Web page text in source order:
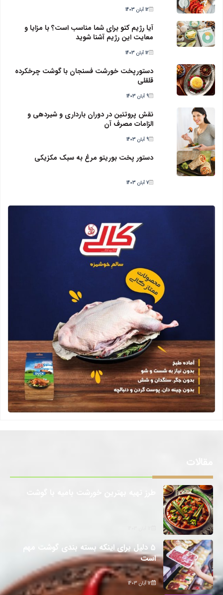
12 آبان 1403
آیا رژیم کتو برای شما مناسب است؟ با مزایا و
معایت این رژیم آشنا شوید
12 آبان 1403
دستورپخت خورشت فسنجان با گوشت چرخکرده
قلقلی
9 آبان 1403
نقش پروتئین در دوران بارداری و شیردهی و
الزامات مصرف آن
9 آبان 1403
دستور پخت بوریتو مرغ به سبک مکزیکی
7 آبان 1403
5 دلیل برای اینکه بسته بندی گوشت مهم
است
12 آبان 1403